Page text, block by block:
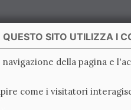
QUESTO SITO UTILIZZA I
della pagina e
come i visitatori